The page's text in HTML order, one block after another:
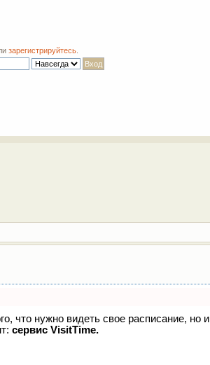
зарегистрируйтесь
что нужно видеть свое расписание, но и
сервис VisitTime.